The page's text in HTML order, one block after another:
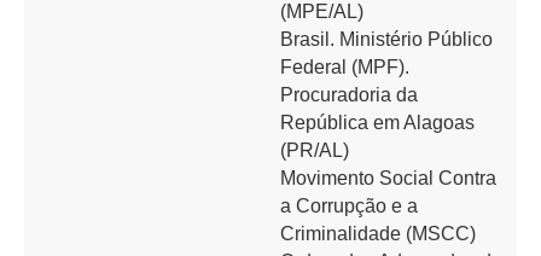
(MPE/AL)
Brasil. Ministério Público
Federal (MPF).
Procuradoria da
República em Alagoas
(PR/AL)
Movimento Social Contra
a Corrupção e a
Criminalidade (MSCC)